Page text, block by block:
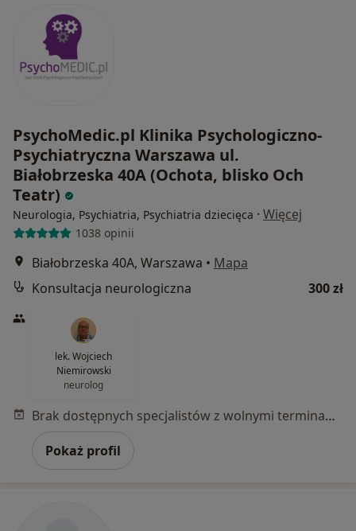
PsychoMedic.pl Klinika Psychologiczno-
Psychiatryczna Warszawa ul.
Białobrzeska 40A (Ochota, blisko Och
Teatr)
Neurologia, Psychiatria, Psychiatria dziecięca · Więcej
1038 opinii
Białobrzeska 40A, Warszawa • Mapa
Konsultacja neurologiczna
300 zł
lek. Wojciech
Niemirowski
neurolog
Brak dostępnych specjalistów z wolnymi terminami w tym centrum medycznym.
Pokaż profil